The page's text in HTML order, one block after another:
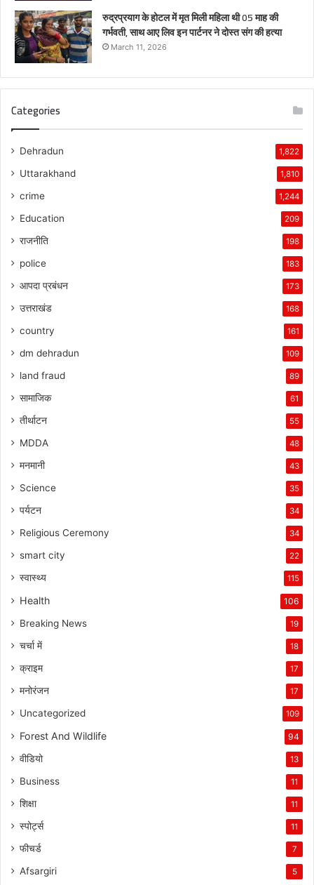
रुद्रप्रयाग के होटल में मृत मिली महिला थी 05 माह की
गर्भवती, साथ आए लिव इन पार्टनर ने दोस्त संग की हत्या
March 11, 2026
Categories
Dehradun 1,822
Uttarakhand 1,810
crime 1,244
Education 209
राजनीति 198
police 183
आपदा प्रबंधन 173
उत्तराखंड 168
country 161
dm dehradun 109
land fraud 89
सामाजिक 61
तीर्थाटन 55
MDDA 48
मनमानी 43
Science 35
पर्यटन 34
Religious Ceremony 34
smart city 22
स्वास्थ्य 115
Health 106
Breaking News 19
चर्चा में 18
क्राइम 17
मनोरंजन 17
Uncategorized 109
Forest And Wildlife 94
वीडियो 13
Business 11
शिक्षा 11
स्पोर्ट्स 11
फीचर्ड 7
Afsargiri 5